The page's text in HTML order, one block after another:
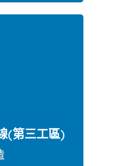
(第三工區)